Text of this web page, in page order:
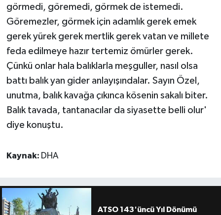
görmedi, göremedi, görmek de istemedi.
Göremezler, görmek için adamlık gerek emek
gerek yürek gerek mertlik gerek vatan ve millete
feda edilmeye hazır tertemiz ömürler gerek.
Çünkü onlar hala balıklarla meşguller, nasıl olsa
battı balık yan gider anlayışındalar. Sayın Özel,
unutma, balık kavağa çıkınca kösenin sakalı biter.
Balık tavada, tantanacılar da siyasette belli olur'
diye konuştu.
Kaynak: DHA
ATSO 143'üncü Yıl Dönümü